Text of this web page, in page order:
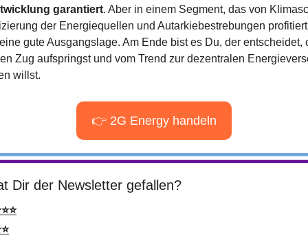
garantiert. Aber in einem Segment, das von
der Energiequellen und Autarkiebestrebungen
gute Ausgangslage. Am Ende bist es Du, der entscheidet,
Zug aufspringst und vom Trend zur dezentralen
willst.
👉 2G Energy handeln
Dir der Newsletter gefallen?